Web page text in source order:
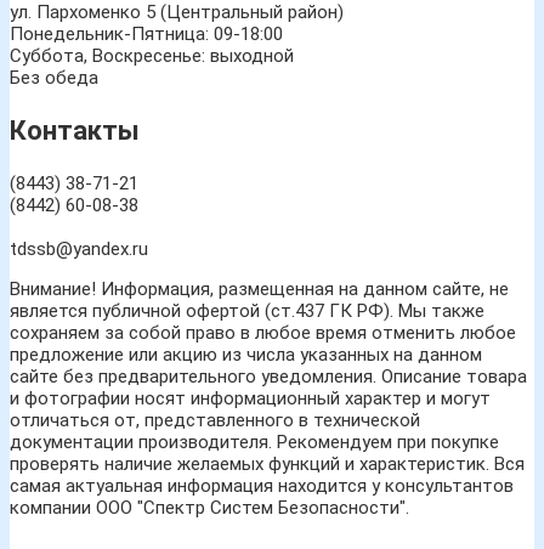
ул. Пархоменко 5 (Центральный район)
Понедельник-Пятница: 09-18:00
Суббота, Воскресенье: выходной
Без обеда
Контакты
(8443) 38-71-21
(8442) 60-08-38
tdssb@yandex.ru
Внимание! Информация, размещенная на данном сайте, не
является публичной офертой (ст.437 ГК РФ). Мы также
сохраняем за собой право в любое время отменить любое
предложение или акцию из числа указанных на данном
сайте без предварительного уведомления. Описание товара
и фотографии носят информационный характер и могут
отличаться от, представленного в технической
документации производителя. Рекомендуем при покупке
проверять наличие желаемых функций и характеристик. Вся
самая актуальная информация находится у консультантов
компании ООО "Спектр Систем Безопасности".